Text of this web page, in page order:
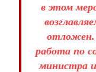
в этом
отложен.
работа по
министра